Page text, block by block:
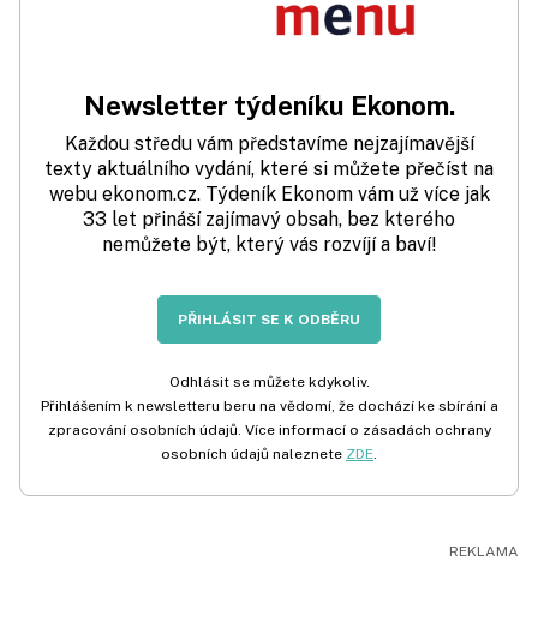
Newsletter týdeníku Ekonom.
Každou středu vám představíme nejzajímavější
texty aktuálního vydání, které si můžete přečíst na
webu ekonom.cz. Týdeník Ekonom vám už více jak
33 let přináší zajímavý obsah, bez kterého
nemůžete být, který vás rozvíjí a baví!
PŘIHLÁSIT SE K ODBĚRU
Odhlásit se můžete kdykoliv.
Přihlášením k newsletteru beru na vědomí, že dochází ke sbírání a
zpracování osobních údajů. Více informací o zásadách ochrany
osobních údajů naleznete ZDE.